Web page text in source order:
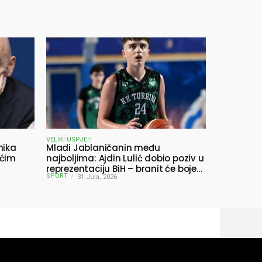
VELIKI USPJEH
Mladi Jablaničanin među
najboljima: Ajdin Lulić dobio poziv u
reprezentaciju BiH – branit će boje
BiH na Slovenia Ball
SPORT 31 Jula, 2026